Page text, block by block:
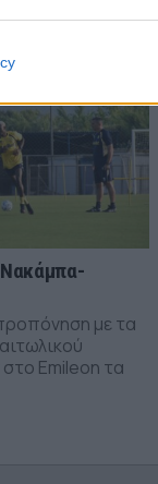
με τα
Emileon τα